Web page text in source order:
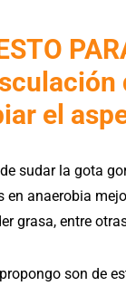
el
sudar la gota
anaerobia
grasa, entre
son de